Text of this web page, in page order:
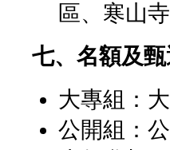
區、寒山
七、名額及
大專組：
公開組：